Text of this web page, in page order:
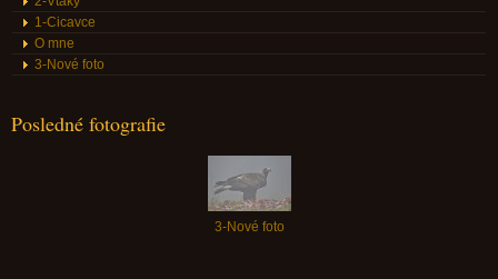
1-Cicavce
O mne
3-Nové foto
Posledné fotografie
3-Nové foto